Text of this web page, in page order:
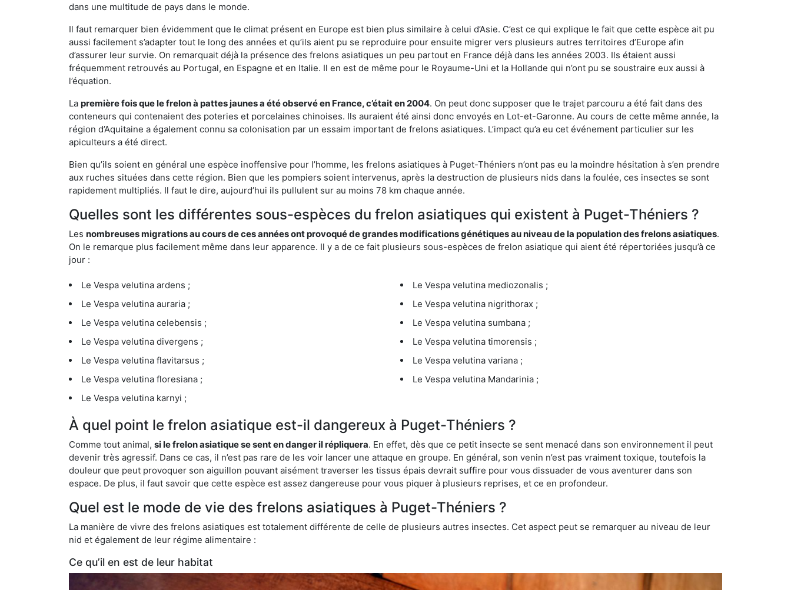
dans une multitude de pays dans le monde.
Il faut remarquer bien évidemment que le climat présent en Europe est bien plus similaire à celui d’Asie. C’est ce qui explique le fait que cette espèce ait pu
aussi facilement s’adapter tout le long des années et qu’ils aient pu se reproduire pour ensuite migrer vers plusieurs autres territoires d’Europe afin
d’assurer leur survie. On remarquait déjà la présence des frelons asiatiques un peu partout en France déjà dans les années 2003. Ils étaient aussi
fréquemment retrouvés au Portugal, en Espagne et en Italie. Il en est de même pour le Royaume-Uni et la Hollande qui n’ont pu se soustraire eux aussi à
l’équation.
La première fois que le frelon à pattes jaunes a été observé en France, c’était en 2004. On peut donc supposer que le trajet parcouru a été fait dans des
conteneurs qui contenaient des poteries et porcelaines chinoises. Ils auraient été ainsi donc envoyés en Lot-et-Garonne. Au cours de cette même année, la
région d’Aquitaine a également connu sa colonisation par un essaim important de frelons asiatiques. L’impact qu’a eu cet événement particulier sur les
apiculteurs a été direct.
Bien qu’ils soient en général une espèce inoffensive pour l’homme, les frelons asiatiques à Puget-Théniers n’ont pas eu la moindre hésitation à s’en prendre
aux ruches situées dans cette région. Bien que les pompiers soient intervenus, après la destruction de plusieurs nids dans la foulée, ces insectes se sont
rapidement multipliés. Il faut le dire, aujourd’hui ils pullulent sur au moins 78 km chaque année.
Quelles sont les différentes sous-espèces du frelon asiatiques qui existent à Puget-Théniers ?
Les nombreuses migrations au cours de ces années ont provoqué de grandes modifications génétiques au niveau de la population des frelons asiatiques.
On le remarque plus facilement même dans leur apparence. Il y a de ce fait plusieurs sous-espèces de frelon asiatique qui aient été répertoriées jusqu’à ce
jour :
Le Vespa velutina ardens ;
Le Vespa velutina auraria ;
Le Vespa velutina celebensis ;
Le Vespa velutina divergens ;
Le Vespa velutina flavitarsus ;
Le Vespa velutina floresiana ;
Le Vespa velutina karnyi ;
Le Vespa velutina mediozonalis ;
Le Vespa velutina nigrithorax ;
Le Vespa velutina sumbana ;
Le Vespa velutina timorensis ;
Le Vespa velutina variana ;
Le Vespa velutina Mandarinia ;
À quel point le frelon asiatique est-il dangereux à Puget-Théniers ?
Comme tout animal, si le frelon asiatique se sent en danger il répliquera. En effet, dès que ce petit insecte se sent menacé dans son environnement il peut
devenir très agressif. Dans ce cas, il n’est pas rare de les voir lancer une attaque en groupe. En général, son venin n’est pas vraiment toxique, toutefois la
douleur que peut provoquer son aiguillon pouvant aisément traverser les tissus épais devrait suffire pour vous dissuader de vous aventurer dans son
espace. De plus, il faut savoir que cette espèce est assez dangereuse pour vous piquer à plusieurs reprises, et ce en profondeur.
Quel est le mode de vie des frelons asiatiques à Puget-Théniers ?
La manière de vivre des frelons asiatiques est totalement différente de celle de plusieurs autres insectes. Cet aspect peut se remarquer au niveau de leur
nid et également de leur régime alimentaire :
Ce qu’il en est de leur habitat